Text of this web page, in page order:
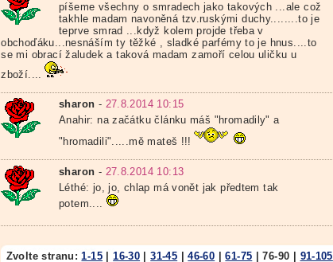
píšeme všechny o smradech jako takových ...ale což
takhle madam navoněná tzv.ruskými duchy........to je
teprve smrad ...když kolem projde třeba v
obchoďáku...nesnáším ty těžké , sladké parfémy to je hnus....to
se mi obrací žaludek a taková madam zamoří celou uličku u
zboží....
sharon - 27.8.2014 10:15
Anahir: na začátku článku máš "hromadily" a
"hromadili".....mě mateš !!!
sharon - 27.8.2014 10:13
Léthé: jo, jo, chlap má vonět jak předtem tak
potem....
Zvolte stranu:1-15 |16-30 |31-45 |46-60 |61-75 |76-90 91-105